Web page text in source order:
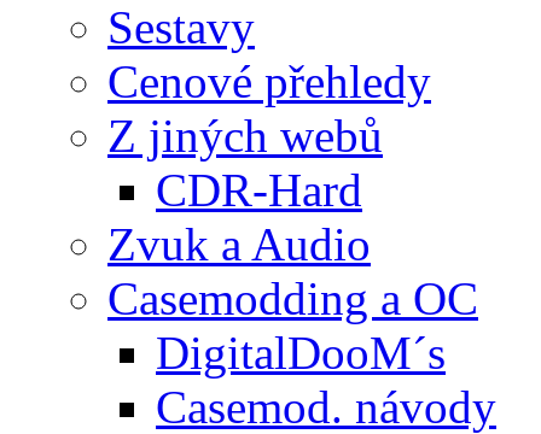
Sestavy
Cenové přehledy
Z jiných webů
CDR-Hard
Zvuk a Audio
Casemodding a OC
DigitalDooM´s
Casemod. návody